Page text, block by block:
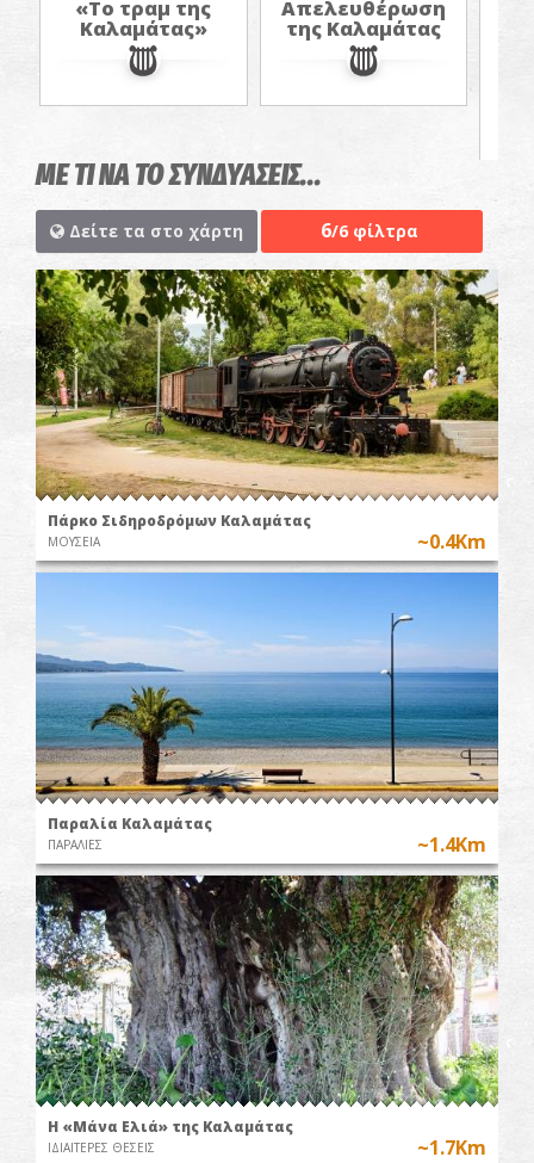
«Το τραμ της
Καλαμάτας»
Απελευθέρωση
της Καλαμάτας
ΜΕ ΤΙ ΝΑ ΤΟ ΣΥΝΔΥΑΣΕΙΣ...
Δείτε τα στο χάρτη 6/6 φίλτρα
Πάρκο Σιδηροδρόμων Καλαμάτας
ΜΟΥΣΕΙΑ ~0.4Km
Παραλία Καλαμάτας
ΠΑΡΑΛΙΕΣ ~1.4Km
Η «Μάνα Ελιά» της Καλαμάτας
ΙΔΙΑΙΤΕΡΕΣ ΘΕΣΕΙΣ ~1.7Km